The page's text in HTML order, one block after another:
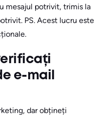
mesajul potrivit, trimis la
PS. Acest lucru este
e-mail
dar obțineți